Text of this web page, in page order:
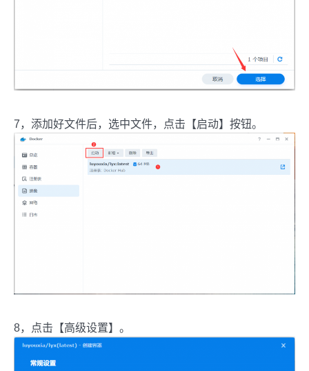
7，添加好文件后，选中文件，点击【启动】按钮。
8，点击【高级设置】。